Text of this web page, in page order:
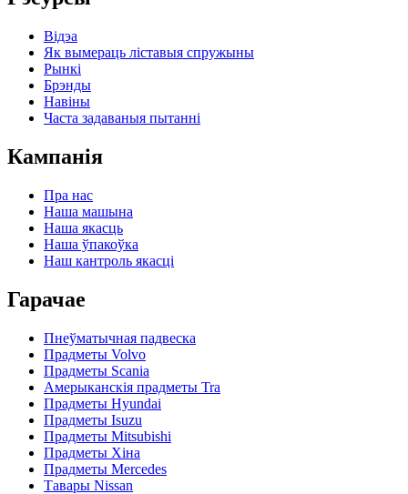
Відэа
Як вымераць ліставыя спружыны
Рынкі
Брэнды
Навіны
Часта задаваныя пытанні
Кампанія
Пра нас
Наша машына
Наша якасць
Наша ўпакоўка
Наш кантроль якасці
Гарачае
Пнеўматычная падвеска
Прадметы Volvo
Прадметы Scania
Амерыканскія прадметы Tra
Прадметы Hyundai
Прадметы Isuzu
Прадметы Mitsubishi
Прадметы Хіна
Прадметы Mercedes
Тавары Nissan